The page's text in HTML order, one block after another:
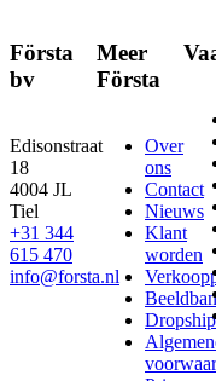
Första
bv
Edisonstraat
18
4004 JL
Tiel
+31 344
615 470
info@forsta.nl
Meer
Första
Over
ons
Contact
Nieuws
Klant
worden